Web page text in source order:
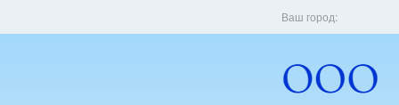
Ваш город: